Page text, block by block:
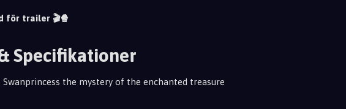
för trailer 🎬🍿
Specifikationer
Swanprincess the mystery of the enchanted treasure